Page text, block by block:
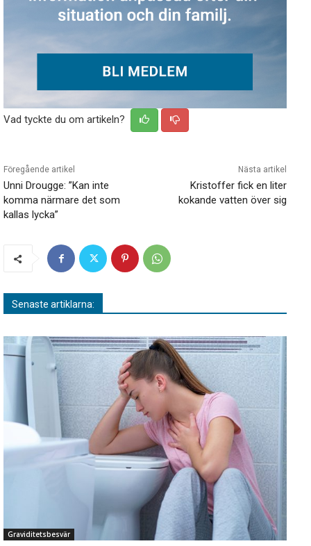
Vad tyckte du om artikeln?
Föregående artikel
Unni Drougge: ”Kan inte
komma närmare det som
kallas lycka”
Nästa artikel
Kristoffer fick en liter
kokande vatten över sig
Senaste artiklarna:
Graviditetsbesvär